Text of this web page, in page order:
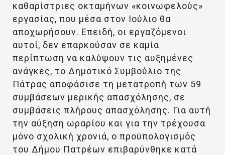
καθαρίστριες οκταμήνων «κοινωφελούς»
εργασίας, που μέσα στον Ιούλιο θα
αποχωρήσουν. Επειδή, οι εργαζόμενοι
αυτοί, δεν επαρκούσαν σε καμία
περίπτωση να καλύψουν τις αυξημένες
ανάγκες, το Δημοτικό Συμβούλιο της
Πάτρας αποφάσισε τη μετατροπή των 59
συμβάσεων μερικής απασχόλησης, σε
συμβάσεις πλήρους απασχόλησης. Για αυτή
την αύξηση ωραρίου και για την τρέχουσα
μόνο σχολική χρονιά, ο προϋπολογισμός
του Δήμου Πατρέων επιβαρύνθηκε κατά